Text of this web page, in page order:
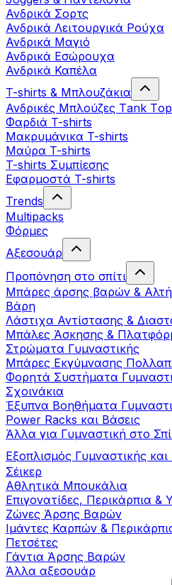
Ανδρικά Σορτς
Ανδρικά Λειτουργικά Ρούχα
Ανδρικά Μαγιό
Ανδρικά Εσώρουχα
Ανδρικά Καπέλα
T-shirts & Μπλουζάκια
Ανδρικές Mπλούζες Τank
Φαρδιά T-shirts
Μακρυμάνικα T-shirts
Μαύρα T-shirts
T-shirts Συμπίεσης
Εφαρμοστά T-shirts
Trends
Multipacks
Φόρμες
Αξεσουάρ
Προπόνηση στο σπίτι
Μπάρες άρσης βαρών &
Βάρη
Λάστιχα Αντίστασης &
Μπάλες Άσκησης &
Στρώματα Γυμναστικής
Μπάρες Εκγύμνασης
Φορητά Συστήματα
Σχοινάκια
Έξυπνα Βοηθήματα
Power Racks και Βάσεις
Άλλα για Γυμναστική στο
Εξοπλισμός Γυμναστικής και
Σέικερ
Αθλητικά Μπουκάλια
Επιγονατίδες, Περικάρπια &
Ζώνες Άρσης Βαρών
Ιμάντες Καρπών &
Πετσέτες
Γάντια Άρσης Βαρών
Άλλα αξεσουάρ